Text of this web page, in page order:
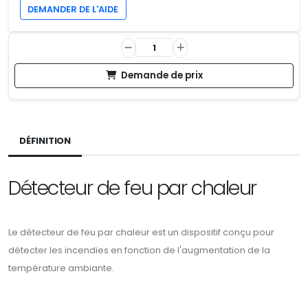
DEMANDER DE L'AIDE
Demande de prix
DÉFINITION
Détecteur de feu par chaleur
Le détecteur de feu par chaleur est un dispositif conçu pour
détecter les incendies en fonction de l'augmentation de la
température ambiante.